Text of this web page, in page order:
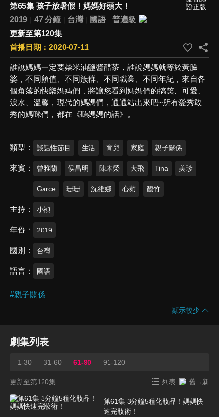
第65集 孩子放暑假！媽媽好頭大！
2019
47 分鐘 台灣 國語
普遍級
更新至第120集
首播日期：2020-07-11
誰說媽媽一定要柴米油鹽醬醋茶，誰說媽媽就等於黃臉
婆，不同顏值、不同族群、不同職業、不同年紀，來自各
個角落的快樂媽媽們，將讓您看到媽媽們的搞笑、可愛、
淚水、溫馨，現代的媽媽們，通通站出來吧~所有愛秀敢
秀的媽咪們，都在《聽媽媽的話》。
類型 談話性節目 生活 育兒 家庭 親子關係
來賓 曾雅蘭 侯昌明 陳木榮 大飛 Tina 美珍
Garce 珊珊 沈維娜 心蘋 馥竹
主持 小禎
年份 2019
國別 台灣
語言 國語
#親子關係
顯示較少
劇集列表
1-30 31-60 61-90 91-120
更新至第120集 列表 舊→新
第61集 3分鐘5種化妝品！媽媽快
速完妝術！